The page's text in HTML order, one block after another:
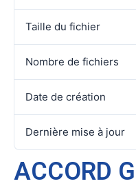
Taille du fichier
Nombre de fichiers
Date de création
Dernière mise à jour
ACCORD